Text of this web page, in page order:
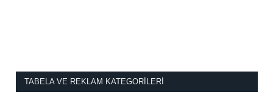
TABELA VE REKLAM KATEGORILERI